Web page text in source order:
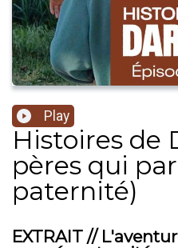
Play
Histoires de
pères qui
paternité)
EXTRAIT //